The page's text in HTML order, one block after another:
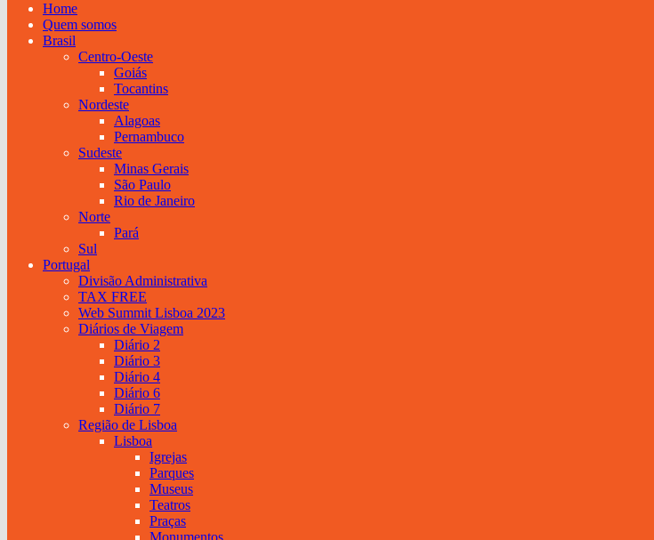
Home
Quem somos
Brasil
Centro-Oeste
Goiás
Tocantins
Nordeste
Alagoas
Pernambuco
Sudeste
Minas Gerais
São Paulo
Rio de Janeiro
Norte
Pará
Sul
Portugal
Divisão Administrativa
TAX FREE
Web Summit Lisboa 2023
Diários de Viagem
Diário 2
Diário 3
Diário 4
Diário 6
Diário 7
Região de Lisboa
Lisboa
Igrejas
Parques
Museus
Teatros
Praças